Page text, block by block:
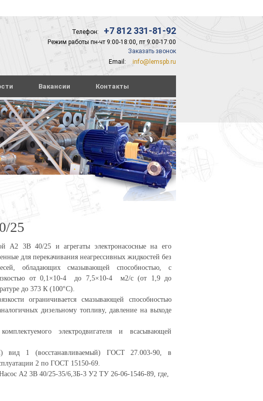
Телефон: +7 812 331-81-92
Режим работы пн-чт 9:00-18:00, пт 9:00-17:00
Заказать звонок
Email:
info@lemspb.ru
Вакансии Контакты
25
А2 3В 40/25 и агрегаты электронасосные на его
для перекачивания неагрессивных жидкостей без
обладающих смазывающей способностью, с
от 0,1×10-4 до 7,5×10-4 м2/с (от 1,9 до
до 373 К (100°С).
ограничивается смазывающей способностью
дизельному топливу, давление на выходе
электродвигателя и всасывающей
вид 1 (восстанавливаемый) ГОСТ 27.003-90, в
2 по ГОСТ 15150-69.
Насос А2 3В 40/25-35/6,3Б-3 У2 ТУ 26-06-1546-89, где,